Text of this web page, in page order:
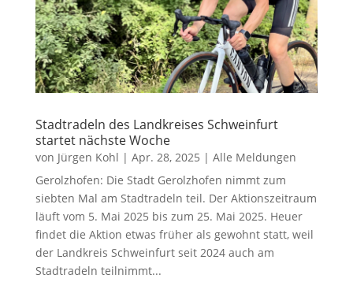
Stadtradeln des Landkreises Schweinfurt
startet nächste Woche
von Jürgen Kohl | Apr. 28, 2025 | Alle Meldungen
Gerolzhofen: Die Stadt Gerolzhofen nimmt zum
siebten Mal am Stadtradeln teil. Der Aktionszeitraum
läuft vom 5. Mai 2025 bis zum 25. Mai 2025. Heuer
findet die Aktion etwas früher als gewohnt statt, weil
der Landkreis Schweinfurt seit 2024 auch am
Stadtradeln teilnimmt...